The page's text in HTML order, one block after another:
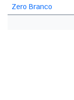
Zero Branco